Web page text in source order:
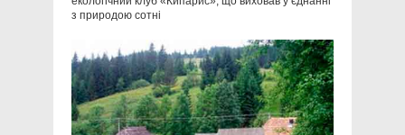
з природою сотні